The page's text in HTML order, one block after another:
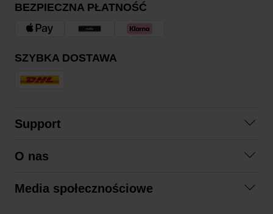
BEZPIECZNA PŁATNOŚĆ
SZYBKA DOSTAWA
Support
Regulamin zakupów
O nas
Zrównoważony rozwój
Media społecznościowe